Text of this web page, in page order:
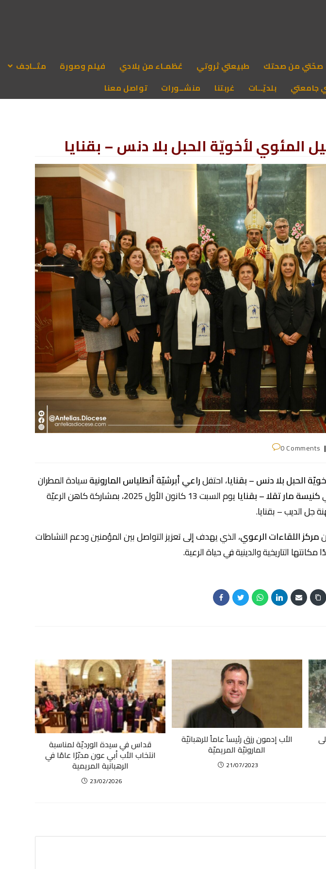
صحّتي من صحتك طبيعتي ثروتي عُظمـاء من بلادي فيلم وصورة
متَــاحِف
جامعتي بلديّــات غربتنا منشــورات تواصل معنا
المئوي لأخويّة الحبل بلا دنس – بقنايا
0 Comments
الحبل بلا دنس – بقنايا، احتفلراعي أبرشيّة أنطلياس المارونيةسيادة المطران
كنيسة مار تقلا – بقنايا
يوم السبت 13 كانون الأول 2025، بمشاركة كاهن الرعيّة
جل الديب – بقنايا.
مركز اللقاءات الرعوي، الذي يهدف إلى تعزيز التواصل بين المؤمنين ودعم النشاطات
التاريخية والدينية في حياة الرعية.
قداس في سيدة الورديّة لمناسبة
انتخاب الأب أبي عون مدبّرًا عامًا في
الرهبانية المريمية
23/02/2026
الأب إدمون رزق رئيساً عاماً للرهبانيّة
المارونيّة المريميّة
21/07/2023